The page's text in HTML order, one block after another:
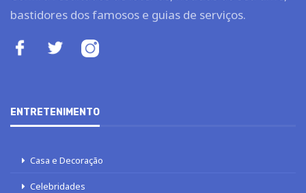
bastidores dos famosos e guias de serviços.
ENTRETENIMENTO
Casa e Decoração
Celebridades